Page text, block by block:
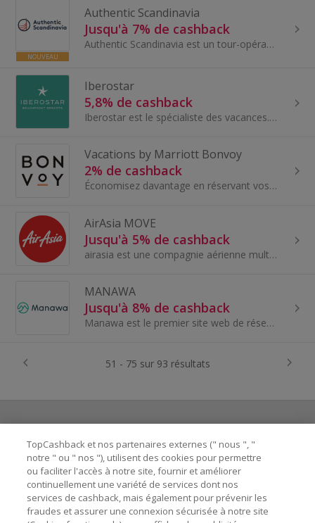
NOUVEAU
Authentic Scandinavia
Jusqu'à 7% de cashback
Authentic Scandinavia est un tour-opérateur en ligne spécialisé dans les séjours toute l'année dans les pays nordiques et baltes. Basé à Oslo, en N...
Iberostar
5,8% de cashback
Iberostar est le spécialiste des vacances. Retrouvez une sélection d'hôtel de rêve, situés sur des plages...
Vacations by Marriott Bonvoy
2% de cashback
Économisez davantage en réservant vos vols, hôtels et autres prestations dans des complexes hôteliers populaires avec Vacations by Marriot...
AirAsia MOVE
Jusqu'à 5% de cashback
airasia est une compagnie aérienne multinationale malaisienne à bas prix dont le siège social est situé près de Kuala Lumpur, en Malaisie. C’est la...
MANAWA
Jusqu'à 8% de cashback
Manawa est le premier site web de réservation d’activités outdoor. Manawa est devenu le site de référence pour réserver un vol en parapente à Annec...
51 - 75 sur 93 résultats
Besoin d'aide ?
Astuces pour économiser
TopCashback et nos partenaires externes (" nous ", "
notre " ou " nos "), utilisent des cookies pour permettre
ou faciliter l'accès à notre site, fournir et améliorer
continuellement une variété de services dont nos
services de cashback, mais également pour prévenir les
fraudes et assurer une connexion sécurisée à notre site